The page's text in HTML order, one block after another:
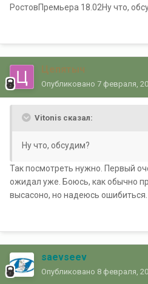
РостовПремьера 18.02Ну что,
Цепятыч
Опубликовано 7 февраля,
Vitonis сказал:
Ну что, обсудим?
Так посмотреть нужно. Первый
ожидал уже. Боюсь, как обычно
высасоно, но надеюсь ошибиться.
saevseev
Опубликовано 8 февраля,